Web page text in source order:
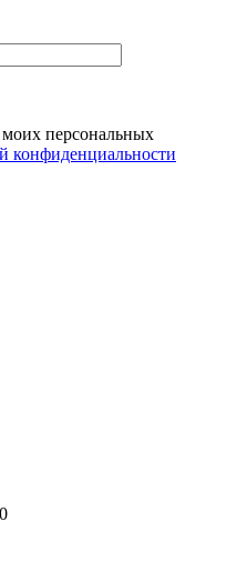
моих персональных
конфиденциальности